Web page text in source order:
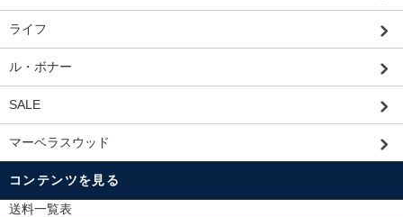
ライフ
ル・ボナー
SALE
マーベラスウッド
コンテンツを見る
送料一覧表